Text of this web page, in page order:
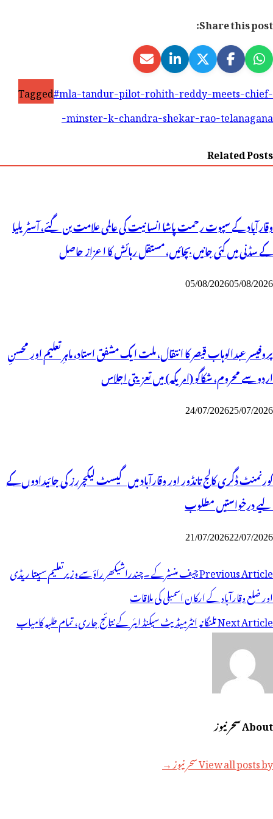
Share this post:
Tagged#mla-tandur-pilot-rohith-reddy-meets-chief-
minster-k-chandra-shekar-rao-telanagana-
Related Posts
وقارآباد کے سپوت رحمت پاشا انسانیت کی عالمی علامت بن گئے، آسٹریلیا
کے سڈنی میں کئی جانیں بچائیں، مستقل رہائش کا اعزاز حاصل
05/08/202605/08/2026
پروفیسر عبدالوہاب قیصر کا انتقال، ملت ایک مشفق استاد، ماہرِتعلیم اور محسنِ
اردو سے محروم، شکاگو (امریکہ) میں تعزیتی اجلاس
24/07/202625/07/2026
گورنمنٹ ڈگری کالج تانڈور اور وقارآباد میں گیسٹ لیکچررز کی جائیدادوں کے
لیے درخواستیں مطلوب
21/07/202622/07/2026
پوسٹوں
کی
نیویگیشن
Previous Articleچیف منسٹرکے ۔چندراشیکھر راؤسے وزیرتعلیم سبیتا ریڈی
اور ضلع وقارآباد کے ارکان اسمبلی کی ملاقات
Next Articleتلنگانہ انٹرمیڈیٹ سیکنڈ ایئر کے نتائج جاری، تمام طلبہ کامیاب
About سحر نیوز
View all posts by سحر نیوز →